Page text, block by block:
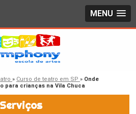
MENU
» Curso de teatro em SP » Onde
para crianças na Vila Chuca
Serviços